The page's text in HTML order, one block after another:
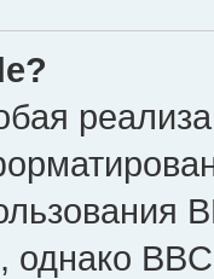
однако